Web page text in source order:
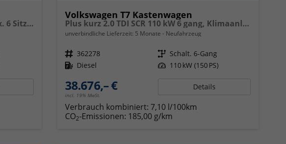
Plus lang 2.0 TDI SCR 81 kW6-Gang, max. 6 Sitze, Klimaanlage, 70 L. Tank.,
Volkswagen T7 Kastenwagen
Plus kurz 2.0 TDI SCR 110 kW 6 gang, Klimaanlage, 70 L Tank, Sitze, LED, PDC, App Connect,
unverbindliche Lieferzeit: 5 Monate Neufahrzeug
Fahrzeugnr. 362278 Getriebe Schalt. 6-Gang
Kraftstoff Diesel Leistung 110 kW (150 PS)
38.676,– €
incl. 19% MwSt.
Details
Verbrauch kombiniert: 7,10 l/100km
CO2-Emissionen: 185,00 g/km